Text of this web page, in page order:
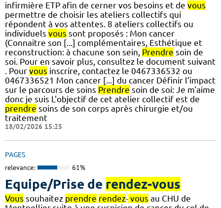
infirmière ETP afin de cerner vos besoins et de vous
permettre de choisir les ateliers collectifs qui
répondent à vos attentes. 8 ateliers collectifs ou
individuels vous sont proposés : Mon cancer
(Connaitre son [...] complémentaires, Esthétique et
reconstruction: à chacune son sein, Prendre soin de
soi. Pour en savoir plus, consultez le document suivant
. Pour vous inscrire, contactez le 0467336532 ou
0467336521 Mon cancer [...] du cancer Définir l’impact
sur le parcours de soins Prendre soin de soi: Je m'aime
donc je suis L'objectif de cet atelier collectif est de
prendre soins de son corps après chirurgie et/ou
traitement
18/02/2026 15:25
PAGES
relevance: 61%
Equipe/Prise de rendez-vous
Vous souhaitez prendre rendez- vous au CHU de